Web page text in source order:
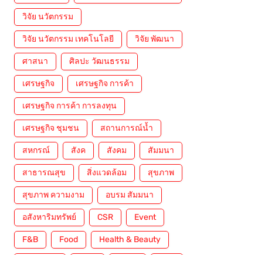
วิจัย นวัตกรรม
วิจัย นวัตกรรม เทคโนโลยี วิจัย พัฒนา
ศาสนา ศิลปะ วัฒนธรรม
เศรษฐกิจ เศรษฐกิจ การค้า
เศรษฐกิจ การค้า การลงทุน
เศรษฐกิจ ชุมชน สถานการณ์น้ำ
สหกรณ์ สังค สังคม สัมมนา
สาธารณสุข สิ่งแวดล้อม สุขภาพ
สุขภาพ ความงาม อบรม สัมมนา
อสังหาริมทรัพย์ CSR Event
F&B Food Health & Beauty